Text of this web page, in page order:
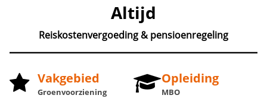
Altijd
Reiskostenvergoeding & pensioenregeling
Vakgebied
Groenvoorziening
Opleiding
MBO